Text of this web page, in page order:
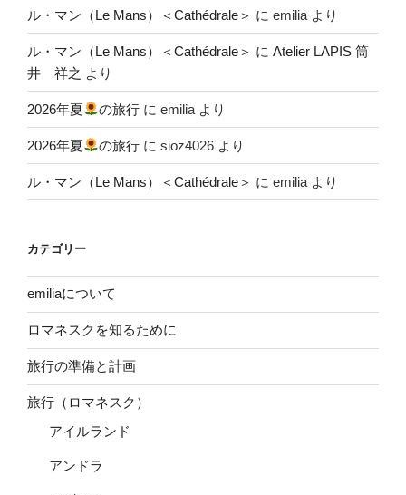
ル・マン（Le Mans）＜Cathédrale＞ に emilia より
ル・マン（Le Mans）＜Cathédrale＞ に Atelier LAPIS 筒
井 祥之 より
2026年夏 の旅行 にemilia より
2026年夏 の旅行 にsioz4026 より
ル・マン（Le Mans）＜Cathédrale＞ に emilia より
カテゴリー
emiliaについて
ロマネスクを知るために
旅行の準備と計画
旅行（ロマネスク）
アイルランド
アンドラ